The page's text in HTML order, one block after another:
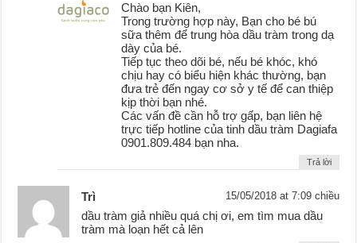
Chào bạn Kiên,
Trong trường hợp này, Bạn cho bé bú
sữa thêm để trung hòa dầu tràm trong dạ
dày của bé.
Tiếp tục theo dõi bé, nếu bé khóc, khó
chịu hay có biểu hiện khác thường, bạn
đưa trẻ đến ngay cơ sở y tế để can thiệp
kịp thời bạn nhé.
Các vấn đề cần hỗ trợ gấp, bạn liên hệ
trực tiếp hotline của tinh dầu tràm Dagiafa
0901.809.484 bạn nha.
Trả lời
Trì 15/05/2018 at 7:09 chiều
dầu tràm giả nhiều quá chị ơi, em tìm mua dầu
tràm mà loạn hết cả lên